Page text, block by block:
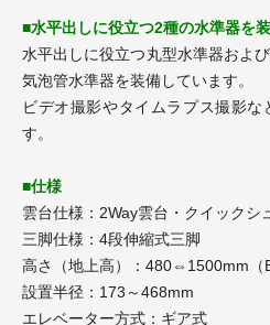
■水平出しに役立つ2種の水準器を
水平出しに役立つ丸型水準器およ
気泡管水準器を装備しています。
ビデオ撮影やタイムラプス撮影
す。
■仕様
雲台仕様：2Way雲台・クイックシ
三脚仕様：4段伸縮式三脚
高さ（地上高）：480⇔1500mm（
設置半径：173～468mm
エレベーター方式：ギア式